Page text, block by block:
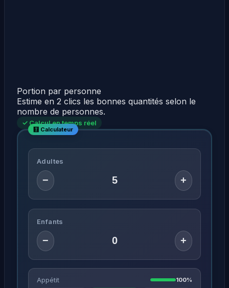
Portion par personne
Estime en 2 clics les bonnes quantités selon le
nombre de personnes.
✓ Calcul en temps réel
Adultes
− +
Enfants
− +
Appétit 100%